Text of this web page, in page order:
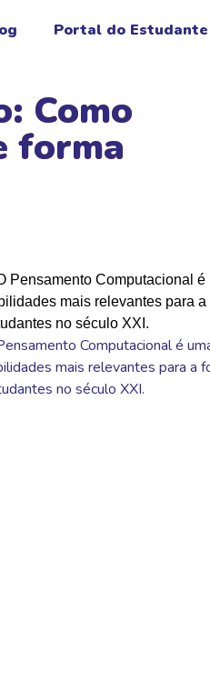
Portal do Estudante
Como
forma
Computacional é
mais relevantes para a
no século XXI.